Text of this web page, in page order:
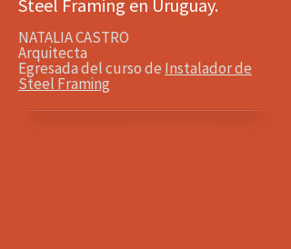
Steel Framing en Uruguay.
NATALIA CASTRO
Arquitecta
Egresada del curso de Instalador de
Steel Framing